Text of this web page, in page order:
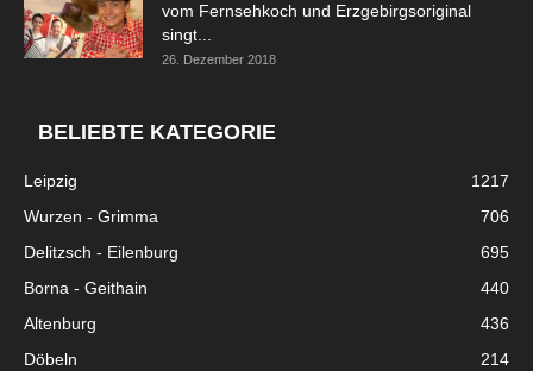
vom Fernsehkoch und Erzgebirgsoriginal
singt...
26. Dezember 2018
BELIEBTE KATEGORIE
Leipzig
1217
Wurzen - Grimma
706
Delitzsch - Eilenburg
695
Borna - Geithain
440
Altenburg
436
Döbeln
214